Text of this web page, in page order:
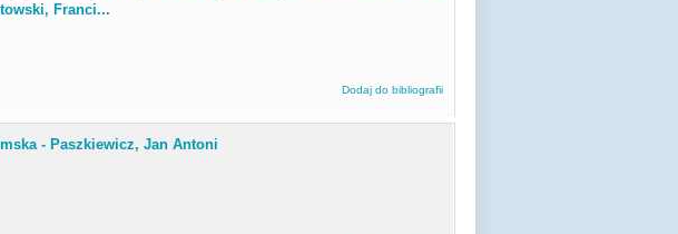
Franci...
Dodaj do bibliografii
- Paszkiewicz, Jan Antoni